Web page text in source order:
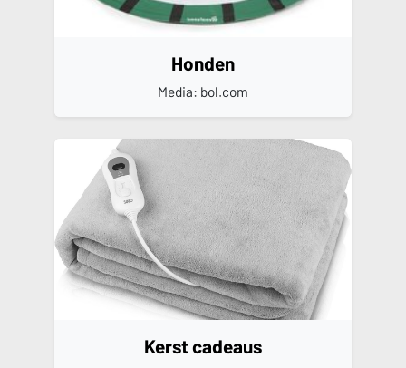
Honden
Media: bol.com
Kerst cadeaus